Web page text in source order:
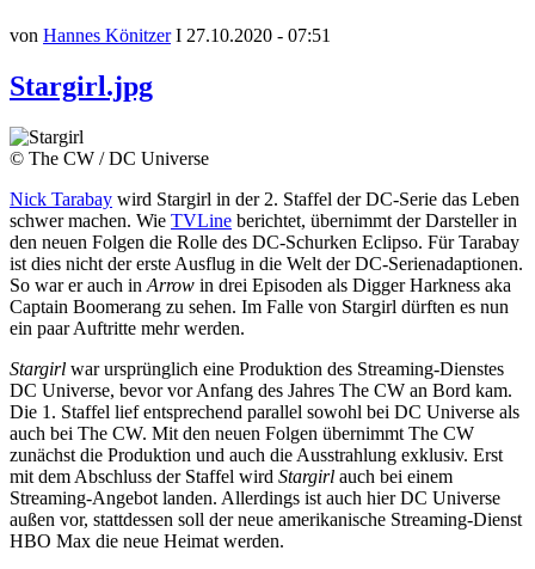
von Hannes KönitzerI 27.10.2020 - 07:51
Stargirl.jpg
© The CW / DC Universe
Nick Tarabay wird Stargirl in der 2. Staffel der DC-Serie das Leben
schwer machen. Wie TVLine berichtet, übernimmt der Darsteller in
den neuen Folgen die Rolle des DC-Schurken Eclipso. Für Tarabay
ist dies nicht der erste Ausflug in die Welt der DC-Serienadaptionen.
So war er auch in Arrow in drei Episoden als Digger Harkness aka
Captain Boomerang zu sehen. Im Falle von Stargirl dürften es nun
ein paar Auftritte mehr werden.
Stargirl war ursprünglich eine Produktion des Streaming-Dienstes
DC Universe, bevor vor Anfang des Jahres The CW an Bord kam.
Die 1. Staffel lief entsprechend parallel sowohl bei DC Universe als
auch bei The CW. Mit den neuen Folgen übernimmt The CW
zunächst die Produktion und auch die Ausstrahlung exklusiv. Erst
mit dem Abschluss der Staffel wird Stargirl auch bei einem
Streaming-Angebot landen. Allerdings ist auch hier DC Universe
außen vor, stattdessen soll der neue amerikanische Streaming-Dienst
HBO Max die neue Heimat werden.